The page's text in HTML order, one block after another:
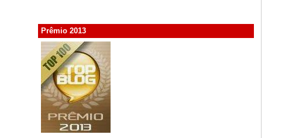
Prêmio 2013